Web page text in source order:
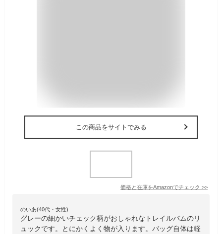
この商品をサイトでみる
価格と在庫をAmazonでチェック >>
のいあ(40代・女性)
グレーの細かいチェック柄がおしゃれなトレイルバムのリ
ュックです。とにかくよく物が入ります。バッグ自体は軽